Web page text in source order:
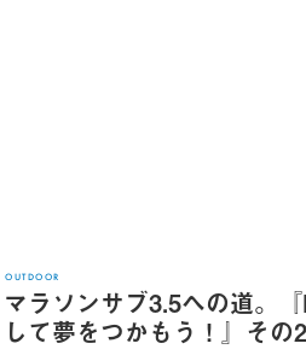
OUTDOOR
マラソンサブ3.5への道。
して夢をつかもう！』そ